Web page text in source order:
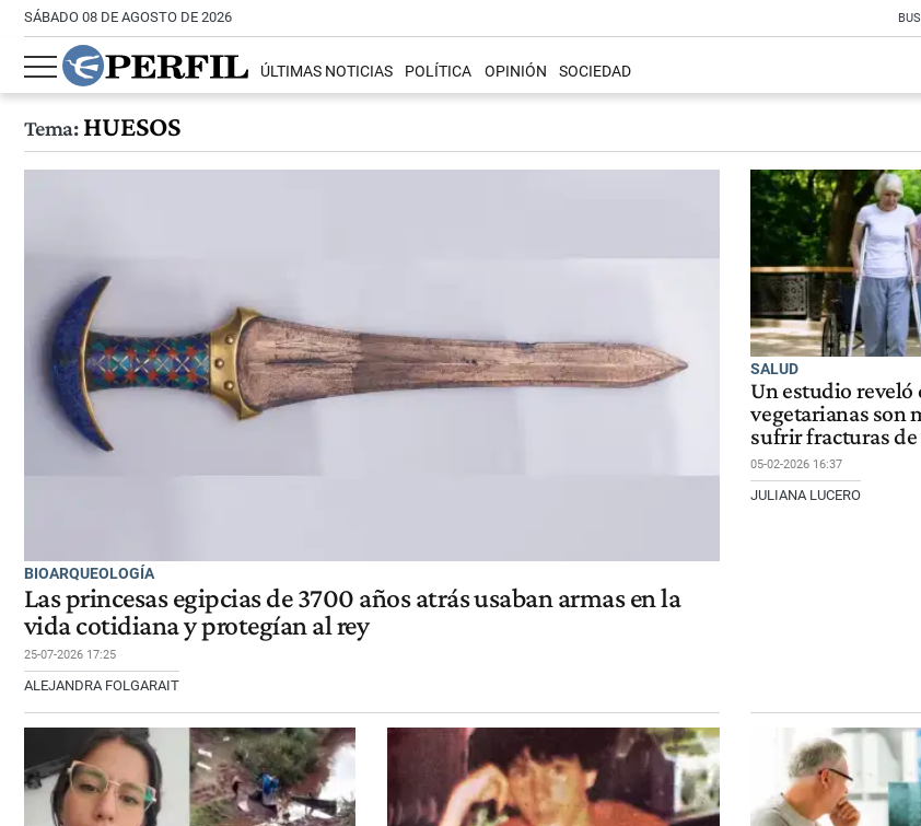
SÁBADO 08 DE AGOSTO DE 2026
ÚLTIMAS NOTICIAS POLÍTICA OPINIÓN SOCIEDAD
Tema:HUESOS
BIOARQUEOLOGÍA
Las princesas egipcias de 3700 años atrás usaban armas en la
vida cotidiana y protegían al rey
25-07-2026 17:25
ALEJANDRA FOLGARAIT
SALUD
Un estudio reveló
vegetarianas son
sufrir fracturas de
05-02-2026 16:37
JULIANA LUCERO